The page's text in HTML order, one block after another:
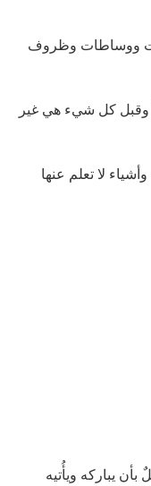
ووساطات وظروف
وقبل كل شيء هي غير
لا تعلم عنها
يباركه ويأُتيه